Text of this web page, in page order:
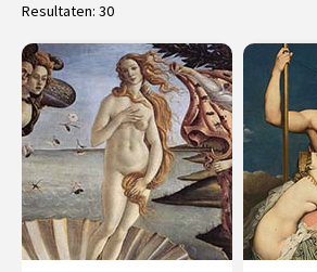
Resultaten: 30